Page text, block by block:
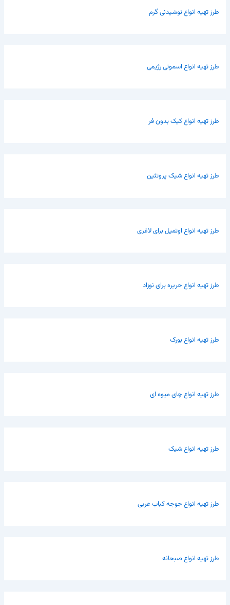
طرز تهیه انواع نوشیدنی گرم
طرز تهیه انواع اسموتی رژیمی
طرز تهیه انواع کیک بدون فر
طرز تهیه انواع شیک پروتئین
طرز تهیه انواع اوتمیل برای لاغری
طرز تهیه انواع حریره برای نوزاد
طرز تهیه انواع بورک
طرز تهیه انواع چای میوه ای
طرز تهیه انواع شیک
طرز تهیه انواع جوجه کباب عربی
طرز تهیه انواع صبحانه